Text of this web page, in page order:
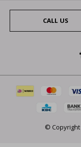
CALL US
© Copyright